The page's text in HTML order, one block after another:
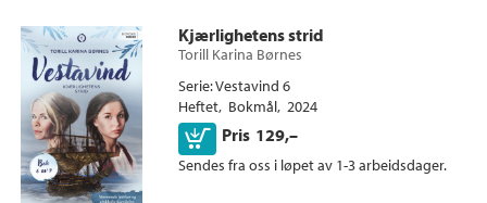
Kjærlighetens strid
Torill Karina Børnes
Serie Vestavind 6
Heftet Bokmål 2024
Pris 129,–
Kjøp
Sendes fra oss i løpet av 1-3 arbeidsdager.